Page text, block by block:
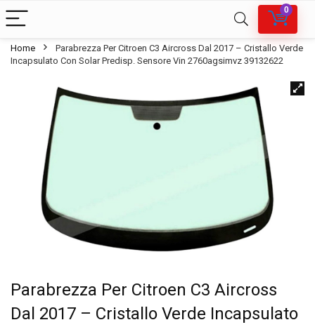
0
Home
Parabrezza Per Citroen C3 Aircross Dal 2017 – Cristallo Verde
Incapsulato Con Solar Predisp. Sensore Vin 2760agsimvz 39132622
Parabrezza Per Citroen C3 Aircross
Dal 2017 – Cristallo Verde Incapsulato